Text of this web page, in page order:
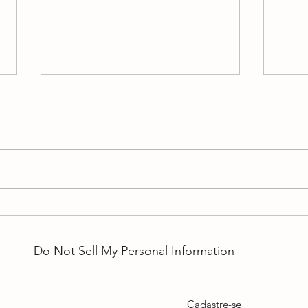
Do Not Sell My Personal Information
Cadastre-se